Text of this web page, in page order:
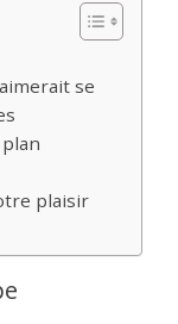
se
plaisir